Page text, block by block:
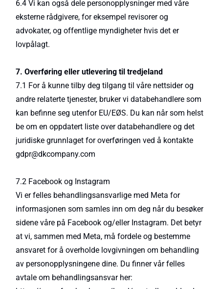
6.4 Vi kan også dele personopplysninger med våre
eksterne rådgivere, for eksempel revisorer og
advokater, og offentlige myndigheter hvis det er
lovpålagt.
7. Overføring eller utlevering til tredjeland
7.1 For å kunne tilby deg tilgang til våre nettsider og
andre relaterte tjenester, bruker vi databehandlere som
kan befinne seg utenfor EU/EØS. Du kan når som helst
be om en oppdatert liste over databehandlere og det
juridiske grunnlaget for overføringen ved å kontakte
gdpr@dkcompany.com
7.2 Facebook og Instagram
Vi er felles behandlingsansvarlige med Meta for
informasjonen som samles inn om deg når du besøker
sidene våre på Facebook og/eller Instagram. Det betyr
at vi, sammen med Meta, må fordele og bestemme
ansvaret for å overholde lovgivningen om behandling
av personopplysningene dine. Du finner vår felles
avtale om behandlingsansvar her: